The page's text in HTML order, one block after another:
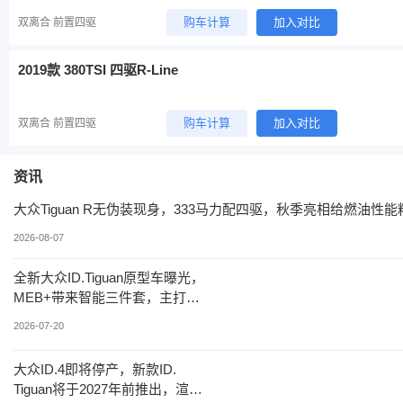
双离合 前置四驱 购车计算 加入对比
2019款 380TSI 四驱R-Line
双离合 前置四驱 购车计算 加入对比
资讯
大众Tiguan R无伪装现身，333马力配四驱，秋季亮相给燃油性能
2026-08-07
全新大众ID.Tiguan原型车曝光，
MEB+带来智能三件套，主打耐
2026-07-20
大众ID.4即将停产，新款ID.
Tiguan将于2027年前推出，渲染